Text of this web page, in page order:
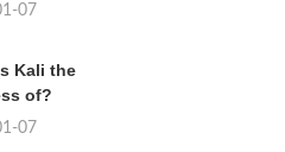
07
Kali the
of?
07